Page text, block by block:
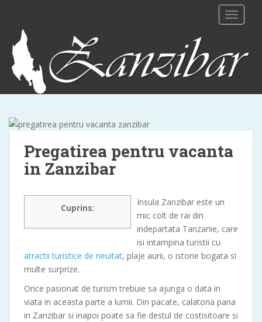
Pregatirea pentru vacanta
in Zanzibar
Cuprins:
Insula Zanzibar este un
mic colt de rai din
indepartata Tanzanie, care
isi intampina turistii cu
atractii turistice de neuitat, plaje aurii, o istorie bogata si
multe surprize.
Orice pasionat de turism trebuie sa ajunga o data in
viata in aceasta parte a lumii. Din pacate, calatoria pana
in Zanzibar si inapoi poate sa fie destul de costisitoare si